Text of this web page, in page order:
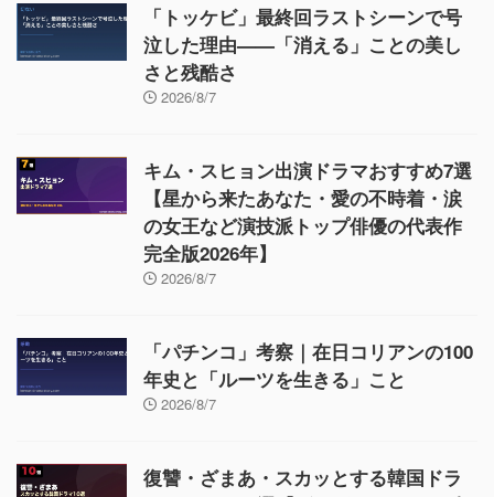
「トッケビ」最終回ラストシーンで号
泣した理由——「消える」ことの美し
さと残酷さ
2026/8/7
キム・スヒョン出演ドラマおすすめ7選
【星から来たあなた・愛の不時着・涙
の女王など演技派トップ俳優の代表作
完全版2026年】
2026/8/7
「パチンコ」考察｜在日コリアンの100
年史と「ルーツを生きる」こと
2026/8/7
復讐・ざまあ・スカッとする韓国ドラ